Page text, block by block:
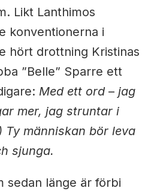
Likt Lanthimos
konventionerna i
hört drottning Kristinas
”Belle” Sparre ett
Med ett ord– jag
mer, jag struntar i
människan bör leva
sjunga.
sedan länge är förbi